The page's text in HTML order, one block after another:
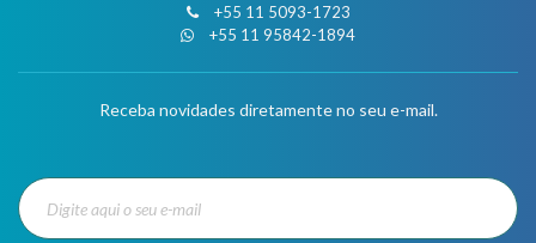
+55 11 5093-1723
+55 11 95842-1894
Receba novidades diretamente no seu e-mail.